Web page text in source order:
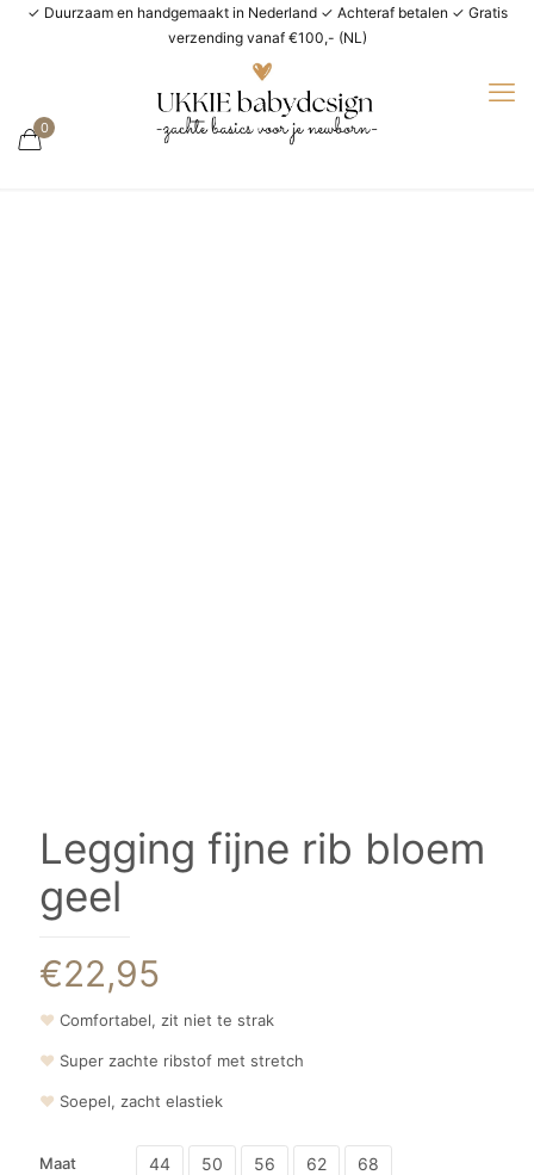
✓ Duurzaam en handgemaakt in Nederland ✓ Achteraf betalen ✓ Gratis
verzending vanaf €100,- (NL)
0
Legging fijne rib bloem
geel
€22,95
❤ Comfortabel, zit niet te strak
❤ Super zachte ribstof met stretch
❤ Soepel, zacht elastiek
Maat 44 50 56 62 68